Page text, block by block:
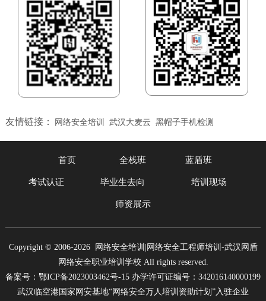
友情链接： 网络安全培训 武汉大麦云 黑帽子手机检测
首页 全栈班 蓝盾班
考试认证 毕业生去向 培训现场
师资展示
Copyright © 2006-2026 网络安全培训|网络安全工程师培训-武汉网盾
网络安全职业培训学校 All rights reserved.
备案号：鄂ICP备2023003462号-15 办学许可证编号：342016140000199
武汉临空港国家网安基地“网络安全万人培训资助计划”入驻企业